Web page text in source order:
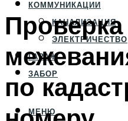
КОММУНИКАЦИИ
КАНАЛИЗАЦИЯ
ЭЛЕКТРИЧЕСТВО
ГАРАЖ
ЗАБОР
МЕНЮ
Проверка
по